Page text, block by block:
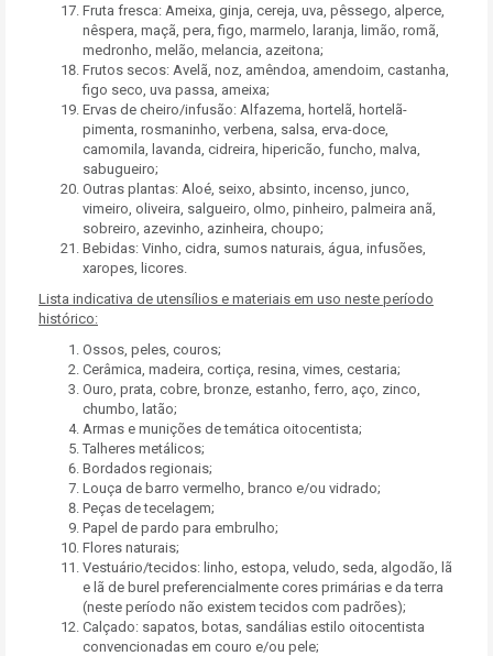
Fruta fresca: Ameixa, ginja, cereja, uva, pêssego, alperce,
nêspera, maçã, pera, figo, marmelo, laranja, limão, romã,
medronho, melão, melancia, azeitona;
Frutos secos: Avelã, noz, amêndoa, amendoim, castanha,
figo seco, uva passa, ameixa;
Ervas de cheiro/infusão: Alfazema, hortelã, hortelã-
pimenta, rosmaninho, verbena, salsa, erva-doce,
camomila, lavanda, cidreira, hipericão, funcho, malva,
sabugueiro;
Outras plantas: Aloé, seixo, absinto, incenso, junco,
vimeiro, oliveira, salgueiro, olmo, pinheiro, palmeira anã,
sobreiro, azevinho, azinheira, choupo;
Bebidas: Vinho, cidra, sumos naturais, água, infusões,
xaropes, licores.
Lista indicativa de utensílios e materiais em uso neste período
histórico:
Ossos, peles, couros;
Cerâmica, madeira, cortiça, resina, vimes, cestaria;
Ouro, prata, cobre, bronze, estanho, ferro, aço, zinco,
chumbo, latão;
Armas e munições de temática oitocentista;
Talheres metálicos;
Bordados regionais;
Louça de barro vermelho, branco e/ou vidrado;
Peças de tecelagem;
Papel de pardo para embrulho;
Flores naturais;
Vestuário/tecidos: linho, estopa, veludo, seda, algodão, lã
e lã de burel preferencialmente cores primárias e da terra
(neste período não existem tecidos com padrões);
Calçado: sapatos, botas, sandálias estilo oitocentista
convencionadas em couro e/ou pele;